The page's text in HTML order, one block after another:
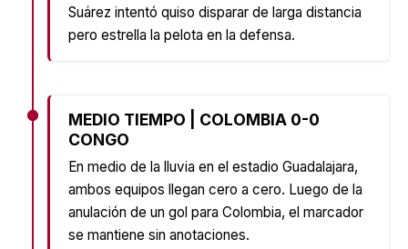
Suárez intentó quiso disparar de larga distancia
pero estrella la pelota en la defensa.
MEDIO TIEMPO | COLOMBIA 0-0
CONGO
En medio de la lluvia en el estadio Guadalajara,
ambos equipos llegan cero a cero. Luego de la
anulación de un gol para Colombia, el marcador
se mantiene sin anotaciones.